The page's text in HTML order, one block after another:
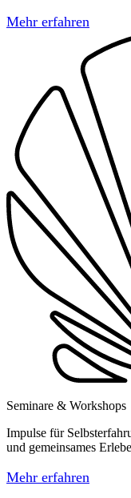
Mehr erfahren
Seminare & Workshops
Impulse für
und gemeinsames
Mehr erfahren